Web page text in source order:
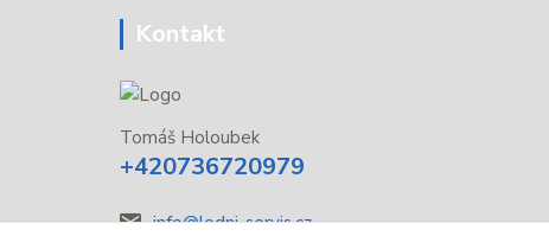
Kontakt
Tomáš Holoubek
+420736720979
info@lodni-servis.cz